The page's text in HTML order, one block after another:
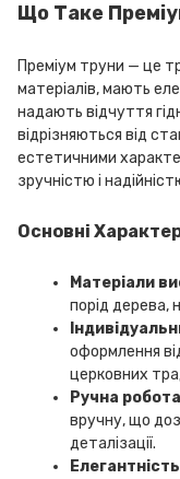
Що Таке
Преміум труни — це
матеріалів, мають
надають відчуття
відрізняються від
естетичними
зручністю і
Основні
Матеріали
порід дерева,
оформлення
церковних
Ручна
вручну, що
деталізації.